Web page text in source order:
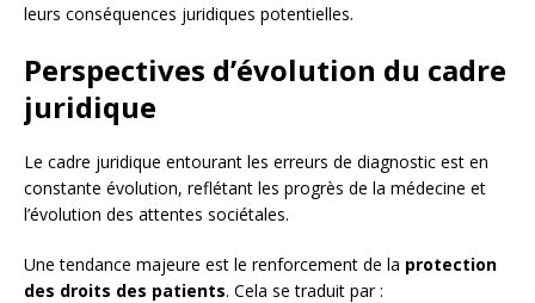
leurs conséquences juridiques potentielles.
Perspectives d’évolution du cadre
juridique
Le cadre juridique entourant les erreurs de diagnostic est en
constante évolution, reflétant les progrès de la médecine et
l’évolution des attentes sociétales.
Une tendance majeure est le renforcement de la protection
des droits des patients. Cela se traduit par :